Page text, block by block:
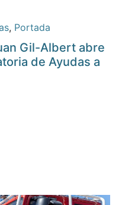
, Portada
Gil-Albert abre
de Ayudas a